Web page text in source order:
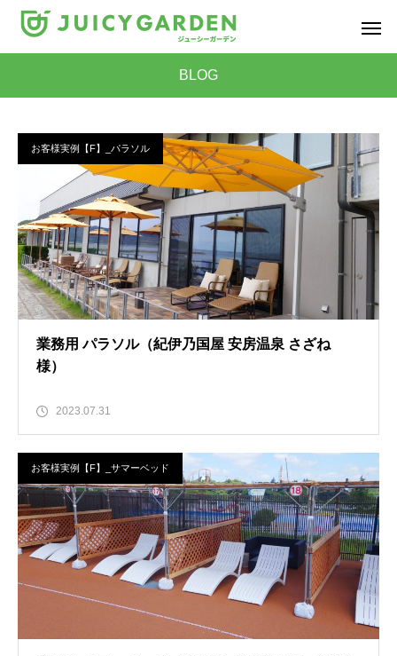
BLOG
お客様実例【F】_パラソル
業務用 パラソル（紀伊乃国屋 安房温泉 さざね
様）
2023.07.31
お客様実例【F】_サマーベッド